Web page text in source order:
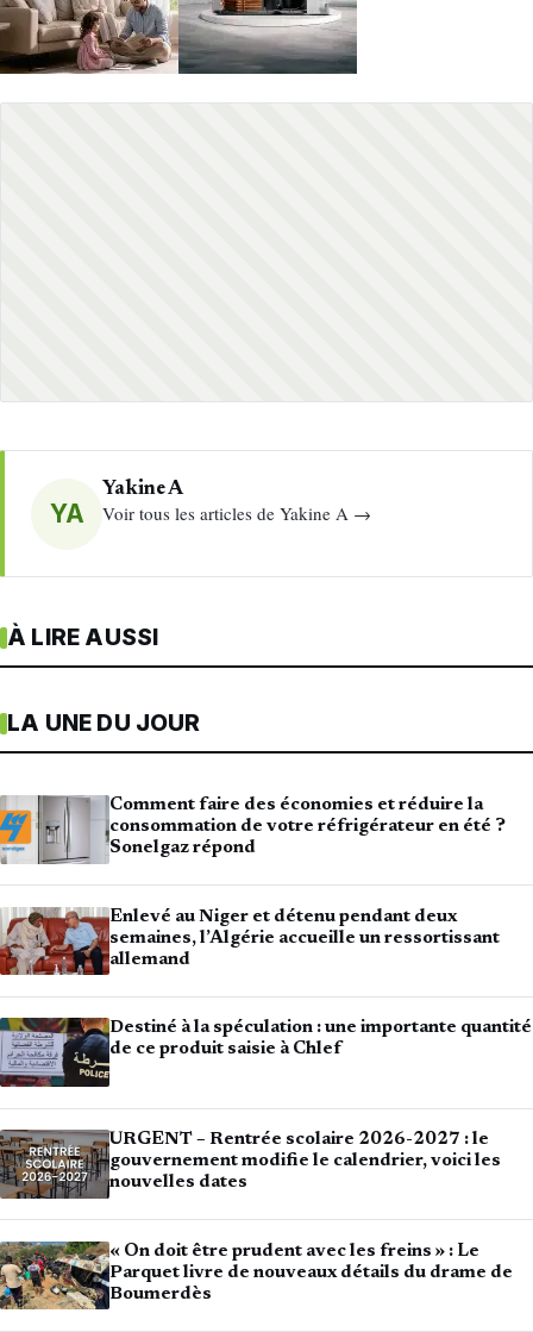
YA
Yakine A
Voir tous les articles de Yakine A →
À LIRE AUSSI
LA UNE DU JOUR
Comment faire des économies et réduire la
consommation de votre réfrigérateur en été ?
Sonelgaz répond
Enlevé au Niger et détenu pendant deux
semaines, l’Algérie accueille un ressortissant
allemand
Destiné à la spéculation : une importante quantité
de ce produit saisie à Chlef
URGENT – Rentrée scolaire 2026-2027 : le
gouvernement modifie le calendrier, voici les
nouvelles dates
« On doit être prudent avec les freins » : Le
Parquet livre de nouveaux détails du drame de
Boumerdès